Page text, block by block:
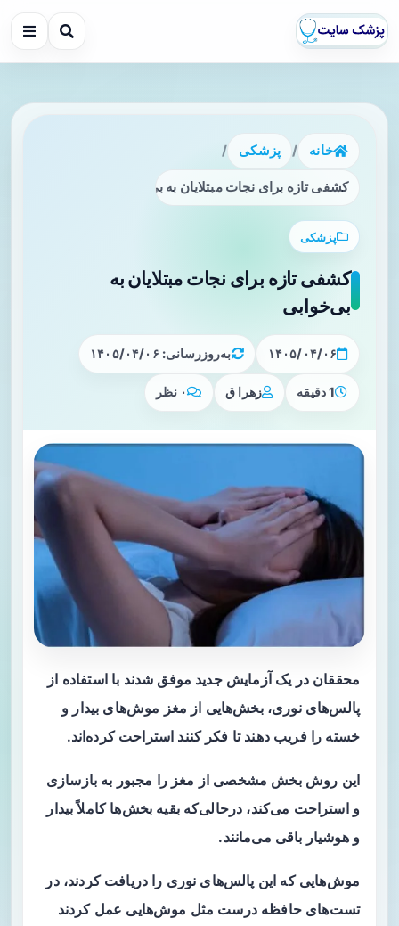
خانه / پزشکی /
کشفی تازه برای نجات مبتلایان به بی‌خوابی
پزشکی
کشفی تازه برای نجات مبتلایان به
بی‌خوابی
۱۴۰۵/۰۴/۰۶ به‌روزرسانی: ۱۴۰۵/۰۴/۰۶
1 دقیقه زهرا ق ۰ نظر
محققان در یک آزمایش جدید موفق شدند با استفاده از
پالس‌های نوری، بخش‌هایی از مغز موش‌های بیدار و
خسته را فریب دهند تا فکر کنند استراحت کرده‌اند.
این روش بخش مشخصی از مغز را مجبور به بازسازی
و استراحت می‌کند، درحالی‌که بقیه بخش‌ها کاملاً بیدار
و هوشیار باقی می‌مانند.
موش‌هایی که این پالس‌های نوری را دریافت کردند، در
تست‌های حافظه درست مثل موش‌هایی عمل کردند